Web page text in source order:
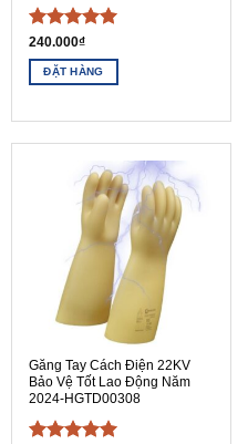
Được xếp
hạng55
sao
240.000₫
ĐẶT HÀNG
Găng Tay Cách Điện 22KV
Bảo Vệ Tốt Lao Động Năm
2024-HGTD00308